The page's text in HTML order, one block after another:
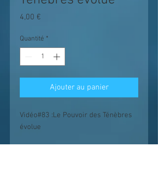
4,00 €
Quantité *
Ajouter au panier
Vidéo#83 :Le Pouvoir des Ténèbres
évolue